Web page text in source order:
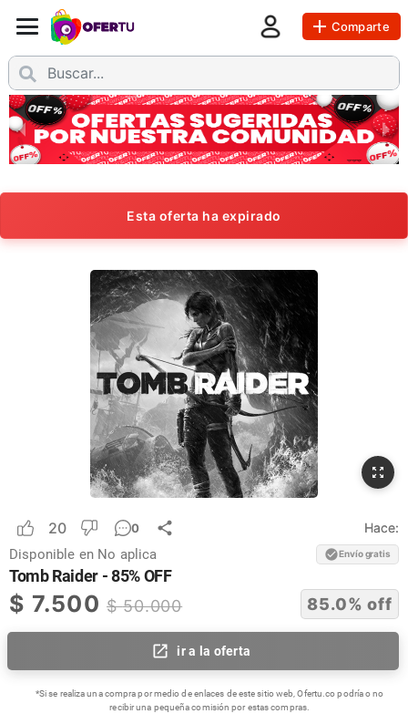
Comparte
Esta oferta ha expirado
20 0 Hace:
Disponible en No aplica Envío gratis
Tomb Raider - 85% OFF
$ 7.500 $50.000 85.0% off
ir a la oferta
*Si se realiza una compra por medio de enlaces de este sitio web, Ofertu.co podría o no
recibir una pequeña comisión por estas compras.